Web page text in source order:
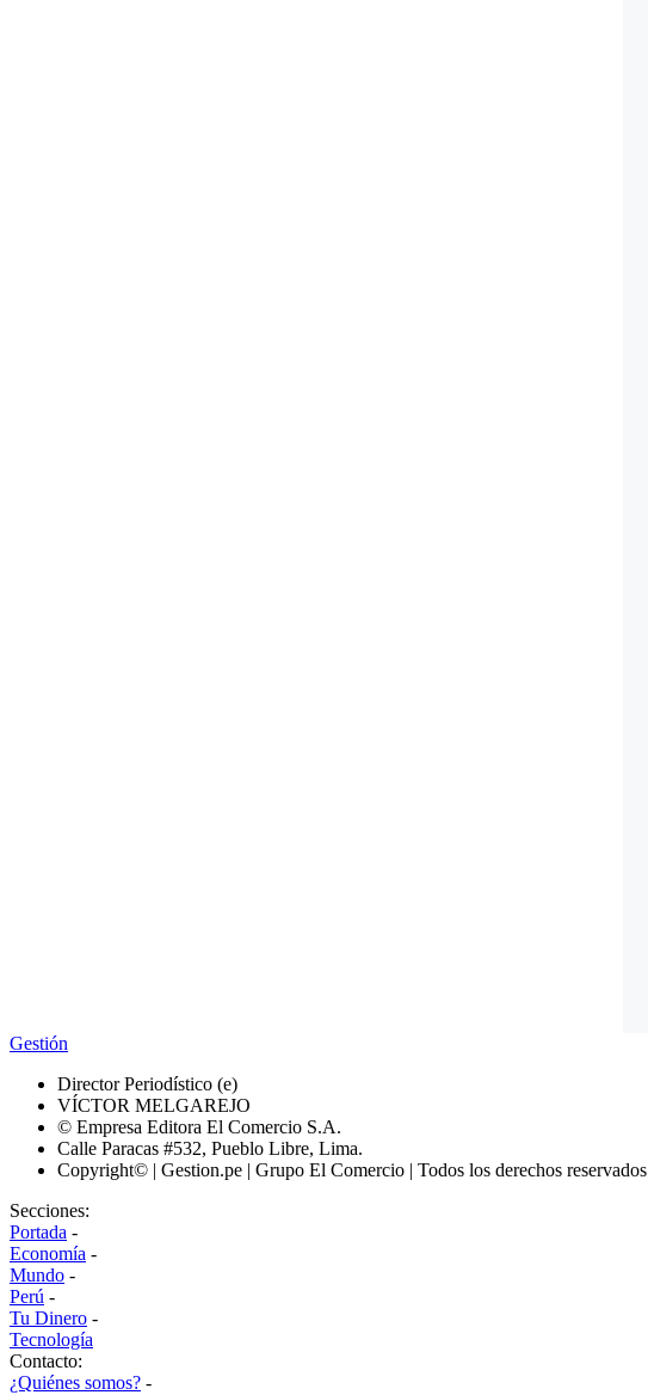
Gestión
Director Periodístico (e)
VÍCTOR MELGAREJO
© Empresa Editora El Comercio S.A.
Calle Paracas #532, Pueblo Libre, Lima.
Copyright© | Gestion.pe | Grupo El Comercio | Todos los derechos reservados
Secciones:
Portada -
Economía -
Mundo -
Perú -
Tu Dinero -
Tecnología
Contacto:
¿Quiénes somos? -